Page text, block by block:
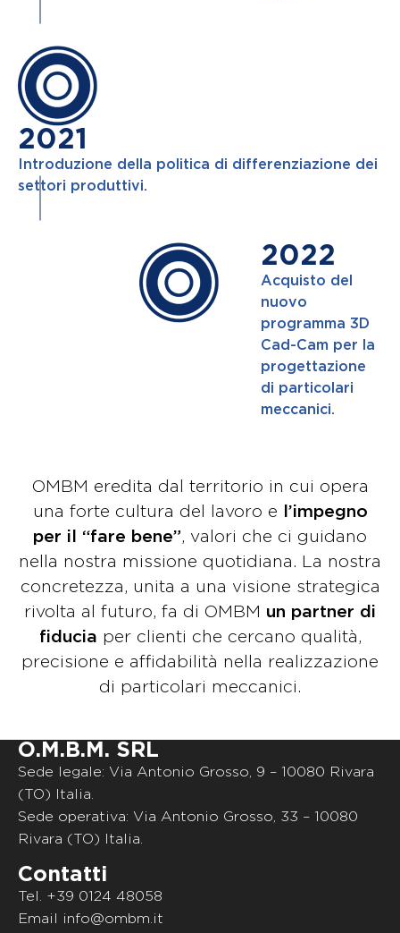
2021
Introduzione della politica di differenziazione dei
settori produttivi.
2022
Acquisto del
nuovo
programma 3D
Cad-Cam per la
progettazione
di particolari
meccanici.
OMBM eredita dal territorio in cui opera
una forte cultura del lavoro e
l’impegno
per il “fare bene”, valori che ci guidano
nella nostra missione quotidiana. La nostra
concretezza, unita a una visione strategica
rivolta al futuro, fa di OMBM un partner di
fiducia per clienti che cercano qualità,
precisione e affidabilità nella realizzazione
di particolari meccanici.
O.M.B.M. SRL
Sede legale: Via Antonio Grosso, 9 – 10080 Rivara
(TO) Italia.
Sede operativa: Via Antonio Grosso, 33 – 10080
Rivara (TO) Italia.
Contatti
Tel. +39 0124 48058
Email
info@ombm.it